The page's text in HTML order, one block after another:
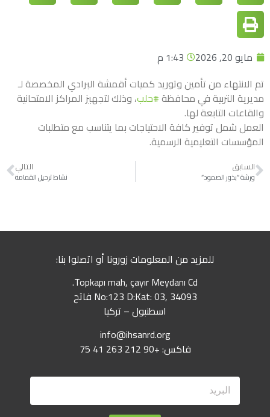
مايو 20, 2026
1:43 م
تم الانتهاء من تأمين وتوريد كميات أقمشة البرادي المخصصة لـ
مديرية التربية في محافظة#حلب، وذلك لتجهيز المراكز الامتحانية
والقاعات التابعة لها.
​العمل شمل توفير كافة الاحتياجات بما يتناسب مع متطلبات
المؤسسات التعليمية الرسمية.
السابق
ورشة “بذور الصمود”
التالي
نشاط ترحيل القمامة
للمزيد من المعلومات زورونا أو اتصلوا بنا:
Topkapı mah, çayır Meydanı Cd.
No:123 D:Kat: 03, 34093 فاتح
اسطنبول – تركيا
info@ihsanrd.org
فاكس: +90 212 263 41 75